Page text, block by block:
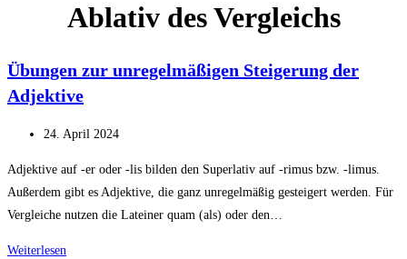
Ablativ des Vergleichs
Übungen zur unregelmäßigen Steigerung der
Adjektive
Beitrag
24. April 2024
Adjektive auf -er oder -lis bilden den Superlativ auf -rimus bzw. -limus.
Außerdem gibt es Adjektive, die ganz unregelmäßig gesteigert werden. Für
Vergleiche nutzen die Lateiner quam (als) oder den…
Weiterlesen